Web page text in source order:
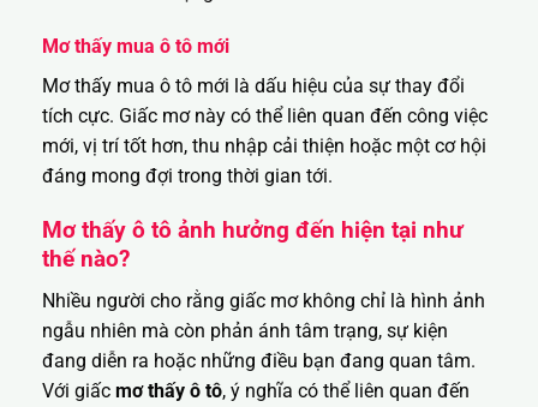
Mơ thấy mua ô tô mới
Mơ thấy mua ô tô mới là dấu hiệu của sự thay đổi
tích cực. Giấc mơ này có thể liên quan đến công việc
mới, vị trí tốt hơn, thu nhập cải thiện hoặc một cơ hội
đáng mong đợi trong thời gian tới.
Mơ thấy ô tô ảnh hưởng đến hiện tại như
thế nào?
Nhiều người cho rằng giấc mơ không chỉ là hình ảnh
ngẫu nhiên mà còn phản ánh tâm trạng, sự kiện
đang diễn ra hoặc những điều bạn đang quan tâm.
Với giấc mơ thấy ô tô, ý nghĩa có thể liên quan đến